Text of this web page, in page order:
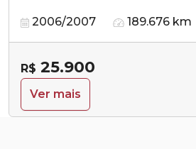
2006/2007 189.676 km
R$ 25.900
Ver mais